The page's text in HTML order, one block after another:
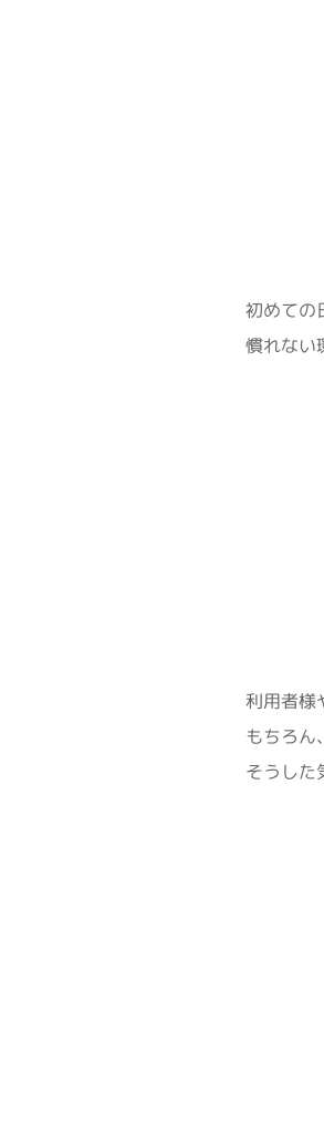
初めての
慣れない
利用者様
もちろん
そうした